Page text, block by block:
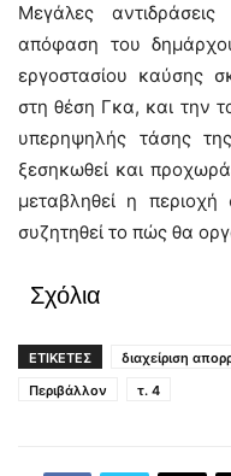
Μεγάλες
απόφαση του
εργοστασίου καύσης
στη θέση Γκα, και την
υπερηψηλής τάσης
ξεσηκωθεί και
μεταβληθεί η
συζητηθεί το πώς θα
Σχόλια
ΕΤΙΚΕΤΕΣ διαχείριση
Περιβάλλον
τ. 4